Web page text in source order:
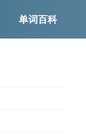
单词百科